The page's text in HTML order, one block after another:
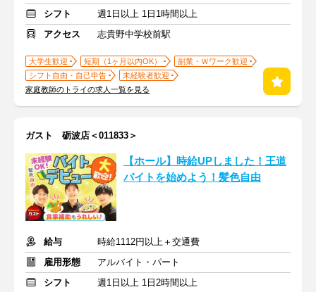
シフト
週1日以上 1日1時間以上
アクセス
志貴野中学校前駅
大学生歓迎 短期（1ヶ月以内OK）
副業・Ｗワーク歓迎
シフト自由・自己申告
未経験者歓迎
家庭教師のトライの求人一覧を見る
ガスト 砺波店＜011833＞
【ホール】時給UPしました！王道
バイトを始めよう！髪色自由
給与
時給1112円以上＋交通費
雇用形態
アルバイト・パート
シフト
週1日以上 1日2時間以上